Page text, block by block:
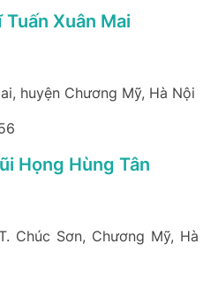
Xuân Mai
huyện Chương Mỹ, Hà Nội
Họng Hùng Tân
Chúc Sơn, Chương Mỹ, Hà